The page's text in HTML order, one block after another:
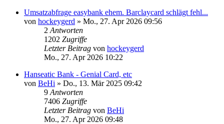
Umsatzabfrage easybank ehem. Barclaycard schlägt fehl...
von hockeygerd » Mo., 27. Apr 2026 09:56
2 Antworten
1202 Zugriffe
Letzter Beitrag von hockeygerd
Mo., 27. Apr 2026 10:22
Hanseatic Bank - Genial Card, etc
von BeHi » Do., 13. Mär 2025 09:42
9 Antworten
7406 Zugriffe
Letzter Beitrag von BeHi
Mo., 27. Apr 2026 09:48